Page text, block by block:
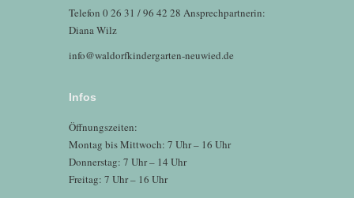
Telefon 0 26 31 / 96 42 28 Ansprechpartnerin:
Diana Wilz
info@waldorfkindergarten-neuwied.de
Infos
Öffnungszeiten:
Montag bis Mittwoch: 7 Uhr – 16 Uhr
Donnerstag: 7 Uhr – 14 Uhr
Freitag: 7 Uhr – 16 Uhr